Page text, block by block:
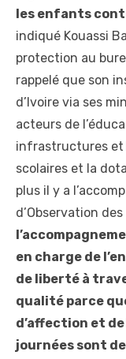
les enfants
indiqué Kouassi
protection au
rappelé que son
d’Ivoire via ses
acteurs de
infrastructures et
scolaires et la
plus il y a
d’Observation
en charge de
de liberté à
qualité parce
d’affection et
journées sont